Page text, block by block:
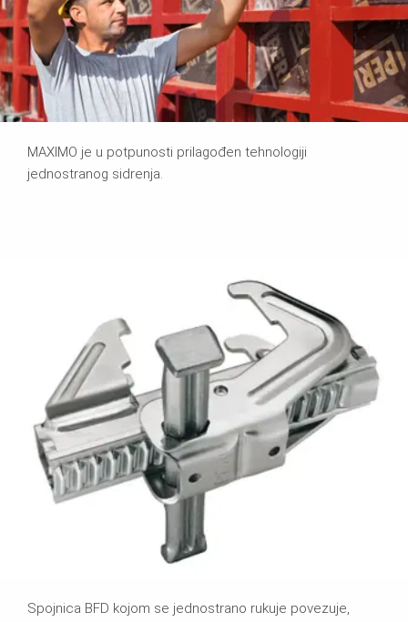
MAXIMO je u potpunosti prilagođen tehnologiji
jednostranog sidrenja.
Spojnica BFD kojom se jednostrano rukuje povezuje,